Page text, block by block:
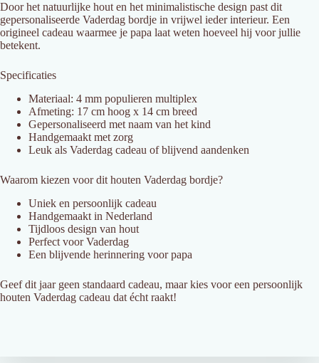
Door het natuurlijke hout en het minimalistische design past dit
gepersonaliseerde Vaderdag bordje in vrijwel ieder interieur. Een
origineel cadeau waarmee je papa laat weten hoeveel hij voor jullie
betekent.
Specificaties
Materiaal: 4 mm populieren multiplex
Afmeting: 17 cm hoog x 14 cm breed
Gepersonaliseerd met naam van het kind
Handgemaakt met zorg
Leuk als Vaderdag cadeau of blijvend aandenken
Waarom kiezen voor dit houten Vaderdag bordje?
Uniek en persoonlijk cadeau
Handgemaakt in Nederland
Tijdloos design van hout
Perfect voor Vaderdag
Een blijvende herinnering voor papa
Geef dit jaar geen standaard cadeau, maar kies voor een persoonlijk
houten Vaderdag cadeau dat écht raakt!